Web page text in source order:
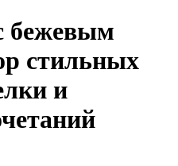
бежевым
стильных
и